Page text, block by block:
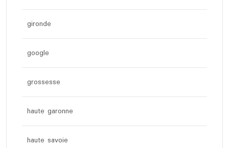
gironde
google
grossesse
haute garonne
haute savoie